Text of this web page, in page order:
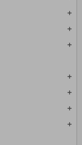
add
add
add
add
add
add
add